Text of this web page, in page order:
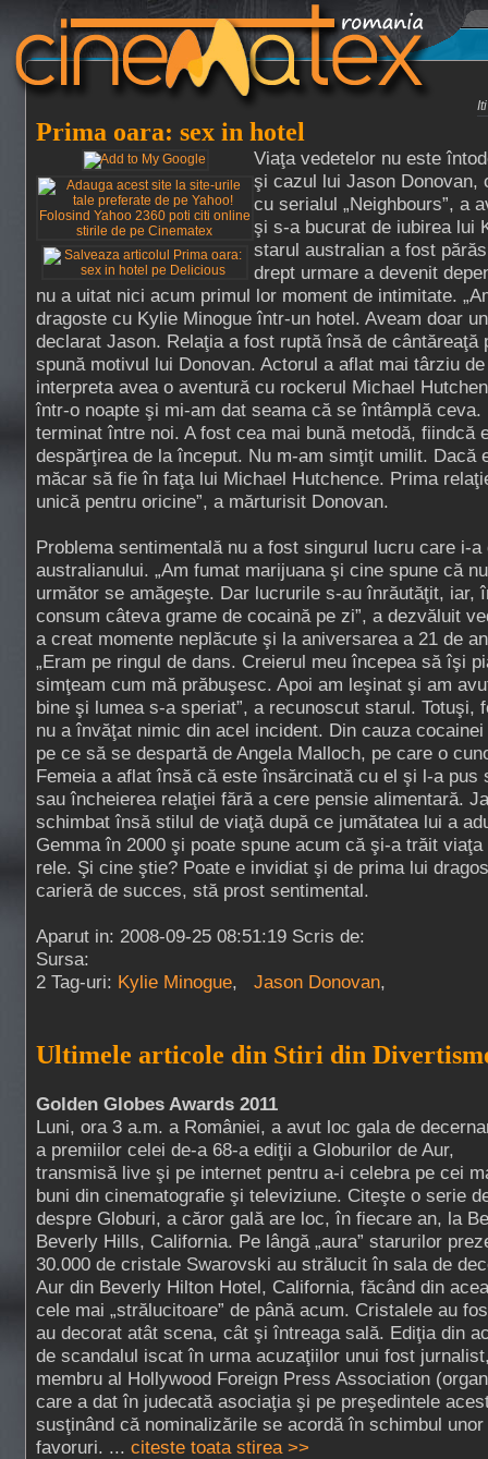
Prima oara: sex in hotel
Viaţa vedetelor nu este
şi cazul lui Jason Donovan,
cu serialul „Neighbours”, a
şi s-a bucurat de iubirea lui
starul australian a fost
drept urmare a devenit
nu a uitat nici acum primul lor moment de intimitate.
dragoste cu Kylie Minogue într-un hotel. Aveam doar
declarat Jason. Relaţia a fost ruptă însă de cântăreaţă
spună motivul lui Donovan. Actorul a aflat mai târziu
interpreta avea o aventură cu rockerul Michael
într-o noapte şi mi-am dat seama că se întâmplă
terminat între noi. A fost cea mai bună metodă, fiindcă
despărţirea de la început. Nu m-am simţit umilit. Dacă
măcar să fie în faţa lui Michael Hutchence. Prima
unică pentru oricine”, a mărturisit Donovan.
Problema sentimentală nu a fost singurul lucru care i-a
australianului. „Am fumat marijuana şi cine spune că
următor se amăgeşte. Dar lucrurile s-au înrăutăţit, iar,
consum câteva grame de cocaină pe zi”, a dezvăluit
a creat momente neplăcute şi la aniversarea a 21 de
„Eram pe ringul de dans. Creierul meu începea să îşi
simţeam cum mă prăbuşesc. Apoi am leşinat şi am
bine şi lumea s-a speriat”, a recunoscut starul. Totuşi,
nu a învăţat nimic din acel incident. Din cauza
pe ce să se despartă de Angela Malloch, pe care o
Femeia a aflat însă că este însărcinată cu el şi l-a pus
sau încheierea relaţiei fără a cere pensie alimentară.
schimbat însă stilul de viaţă după ce jumătatea lui a
Gemma în 2000 şi poate spune acum că şi-a trăit
rele. Şi cine ştie? Poate e invidiat şi de prima lui
carieră de succes, stă prost sentimental.
Aparut in: 2008-09-25 08:51:19 Scris de:
Sursa:
2 Tag-uri: Kylie Minogue, Jason Donovan,
Ultimele articole din Stiri din
Golden Globes Awards 2011
Luni, ora 3 a.m. a României, a avut loc gala de
a premiilor celei de-a 68-a ediţii a Globurilor de Aur,
transmisă live şi pe internet pentru a-i celebra pe cei
buni din cinematografie şi televiziune. Citeşte o serie
despre Globuri, a căror gală are loc, în fiecare an, la
Beverly Hills, California. Pe lângă „aura” starurilor
30.000 de cristale Swarovski au strălucit în sala de
Aur din Beverly Hilton Hotel, California, făcând din
cele mai „strălucitoare” de până acum. Cristalele au
au decorat atât scena, cât şi întreaga sală. Ediţia din
de scandalul iscat în urma acuzaţiilor unui fost
membru al Hollywood Foreign Press Association
care a dat în judecată asociaţia şi pe preşedintele
susţinând că nominalizările se acordă în schimbul
favoruri. ... citeste toata stirea >>